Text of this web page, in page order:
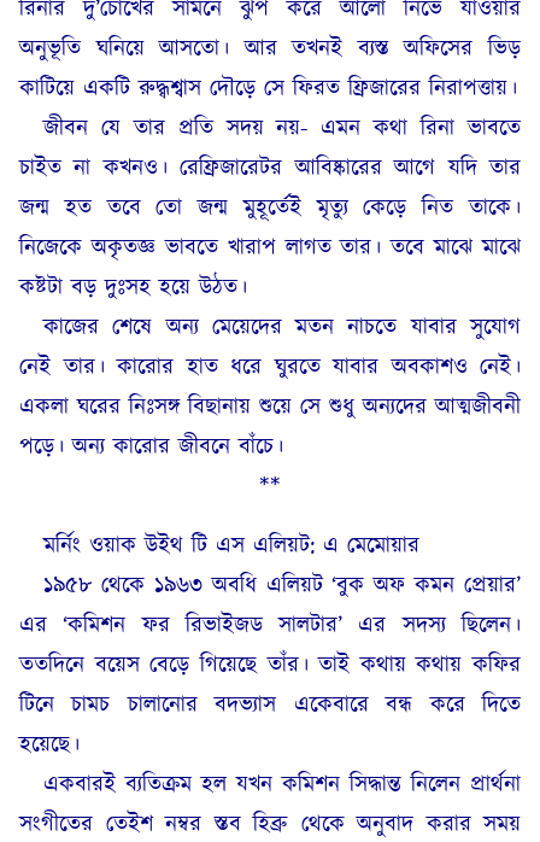
রিনার দু’চোখের সামনে ঝুপ করে আলো নিভে যাওয়ার
অনুভূতি ঘনিয়ে আসতো। আর তখনই ব্যস্ত অফিসের ভিড়
কাটিয়ে একটি রুদ্ধ্বশ্বাস দৌড়ে সে ফিরত ফ্রিজারের নিরাপত্তায়।
জীবন যে তার প্রতি সদয় নয়- এমন কথা রিনা ভাবতে
চাইত না কখনও। রেফ্রিজারেটর আবিষ্কারের আগে যদি তার
জন্ম হত তবে তো জন্ম মুহূর্তেই মৃত্যু কেড়ে নিত তাকে।
নিজেকে অকৃতজ্ঞ ভাবতে খারাপ লাগত তার। তবে মাঝে মাঝে
কষ্টটা বড় দুঃসহ হয়ে উঠত।
কাজের শেষে অন্য মেয়েদের মতন নাচতে যাবার সুযোগ
নেই তার। কারোর হাত ধরে ঘুরতে যাবার অবকাশও নেই।
একলা ঘরের নিঃসঙ্গ বিছানায় শুয়ে সে শুধু অন্যদের আত্মজীবনী
পড়ে। অন্য কারোর জীবনে বাঁচে।
**
মর্নিং ওয়াক উইথ টি এস এলিয়ট: এ মেমোয়ার
১৯৫৮ থেকে ১৯৬৩ অবধি এলিয়ট ‘বুক অফ কমন প্রেয়ার’
এর ‘কমিশন ফর রিভাইজড সালটার’ এর সদস্য ছিলেন।
ততদিনে বয়েস বেড়ে গিয়েছে তাঁর। তাই কথায় কথায় কফির
টিনে চামচ চালানোর বদভ্যাস একেবারে বন্ধ করে দিতে
হয়েছে।
একবারই ব্যতিক্রম হল যখন কমিশন সিদ্ধান্ত নিলেন প্রার্থনা
সংগীতের তেইশ নম্বর স্তব হিব্রু থেকে অনুবাদ করার সময়